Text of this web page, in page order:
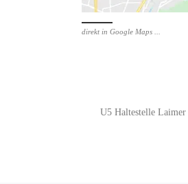
direkt in Google Maps ...
U5 Haltestelle Laimer